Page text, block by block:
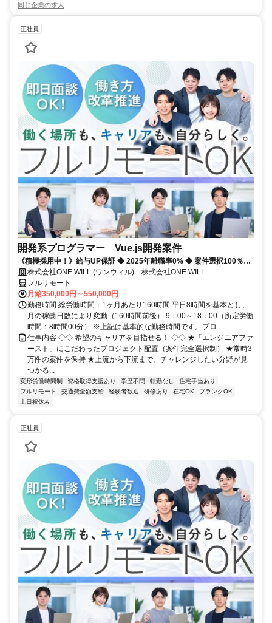
同じ企業の求人
正社員
開発系プログラマー Vue.js開発案件
《積極採用中！》給与UP保証 ◆ 2025年離職率0% ◆ 案件選択100％！
◆ 平均残業7時間！
株式会社ONE WILL (ワンウィル) 株式会社ONE WILL
フルリモート
月給350,000円～550,000円
勤務時間 総労働時間：1ヶ月あたり160時間 平日8時間を基本とし、
月の稼働日数により変動（160時間前後） 9：00～18：00（所定労働
時間：8時間00分） ※上記は基本的な勤務時間です。プロ...
仕事内容 ◇◇ 希望のキャリアを目指せる！ ◇◇ ★「エンジニアファ
ースト」にこだわったプロジェクト配置（案件完全選択制） ★常時3
万件の案件を保持 ★上流から下流まで。チャレンジしたい分野が見
つかる...
変形労働時間制 資格取得支援あり 学歴不問 転勤なし
住宅手当あり
フルリモート
交通費全額支給 経験者歓迎 研修あり 在宅OK
ブランクOK
土日祝休み
正社員